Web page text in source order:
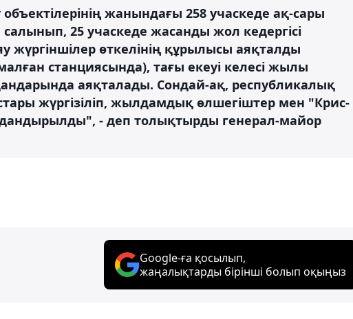
жанындағы 258 учаскеде ақ-сары
25 учаскеде жасанды жол кедергісі
жүргіншілер өткелінің құрылысы аяқталды
станциясында), тағы екеуі келесі жылы
аяқталады. Сондай-ақ, республикалық
жүргізіліп, жылдамдық өлшегіштер мен "Крис-
- деп толықтырды генерал-майор
Google-ға қосылып,
жаңалықтарды бірінші болып оқыңыз